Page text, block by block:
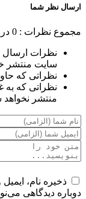
ارسال نظر شما
مجموع نظرات : 0
نظرات ارسال
سایت منتشر
نظراتی که
نظراتی که به
منتشر
ذخیره نام،
دوباره دیدگاهی